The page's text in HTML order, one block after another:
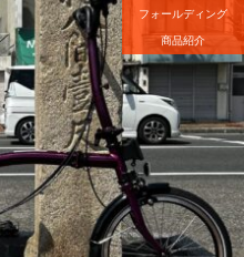
フォールディング
商品紹介